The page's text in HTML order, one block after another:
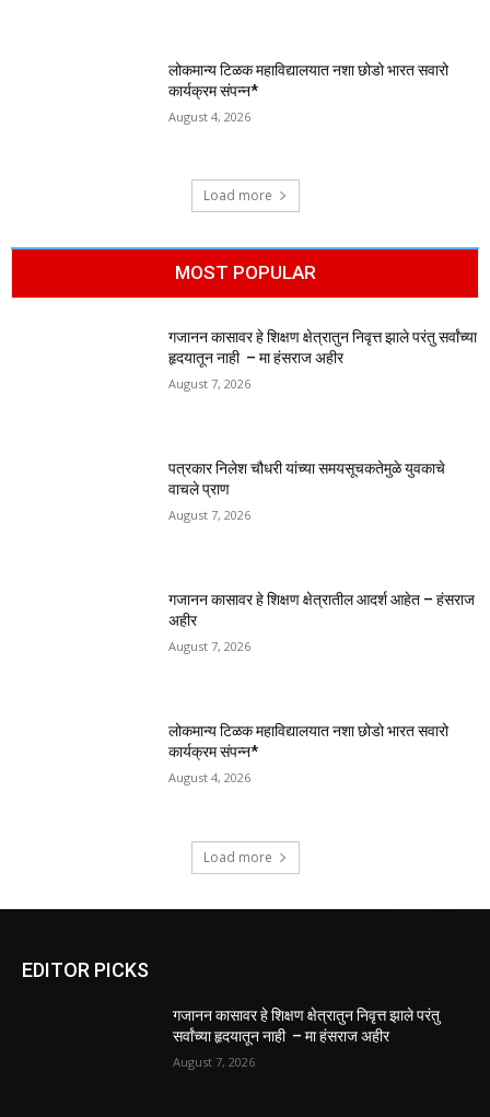
लोकमान्य टिळक महाविद्यालयात नशा छोडो भारत सवारो
कार्यक्रम संपन्न*
August 4, 2026
Load more
MOST POPULAR
गजानन कासावर हे शिक्षण क्षेत्रातुन निवृत्त झाले परंतु सर्वांच्या
हृदयातून नाही – मा हंसराज अहीर
August 7, 2026
पत्रकार निलेश चौधरी यांच्या समयसूचकतेमुळे युवकाचे
वाचले प्राण
August 7, 2026
गजानन कासावर हे शिक्षण क्षेत्रातील आदर्श आहेत – हंसराज
अहीर
August 7, 2026
लोकमान्य टिळक महाविद्यालयात नशा छोडो भारत सवारो
कार्यक्रम संपन्न*
August 4, 2026
Load more
EDITOR PICKS
गजानन कासावर हे शिक्षण क्षेत्रातुन निवृत्त झाले परंतु
सर्वांच्या हृदयातून नाही – मा हंसराज अहीर
August 7, 2026